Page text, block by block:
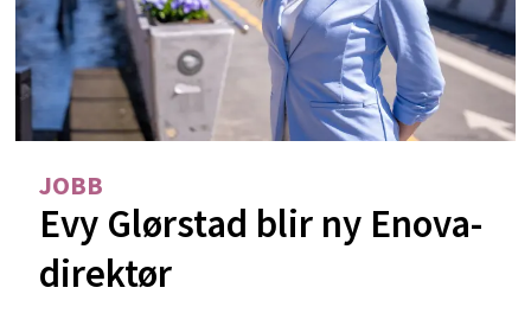
JOBB
Evy Glørstad blir ny Enova-
direktør